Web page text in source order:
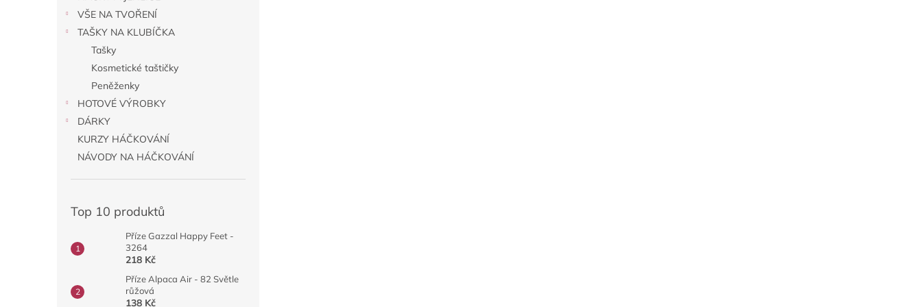
VŠE NA TVOŘENÍ
TAŠKY NA KLUBÍČKA
Tašky
Kosmetické taštičky
Peněženky
HOTOVÉ VÝROBKY
DÁRKY
KURZY HÁČKOVÁNÍ
NÁVODY NA HÁČKOVÁNÍ
Top 10 produktů
Příze Gazzal Happy Feet -
3264
218 Kč
Příze Alpaca Air - 82 Světle
růžová
138 Kč